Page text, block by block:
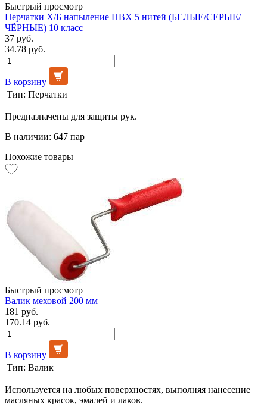
Быстрый просмотр
Перчатки Х/Б напыление ПВХ 5 нитей (БЕЛЫЕ/СЕРЫЕ/
ЧЁРНЫЕ) 10 класс
37 руб.
34.78 руб.
В корзину
Тип: Перчатки
Предназначены для защиты рук.
В наличии: 647 пар
Похожие товары
Быстрый просмотр
Валик меховой 200 мм
181 руб.
170.14 руб.
В корзину
Тип: Валик
Используется на любых поверхностях, выполняя нанесение
масляных красок, эмалей и лаков.